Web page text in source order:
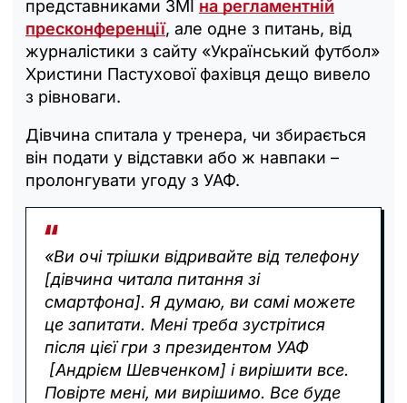
представниками ЗМІ на регламентній
пресконференції, але одне з питань, від
журналістики з сайту «Український футбол»
Христини Пастухової фахівця дещо вивело
з рівноваги.
Дівчина спитала у тренера, чи збирається
він подати у відставки або ж навпаки –
пролонгувати угоду з УАФ.
«Ви очі трішки відривайте від телефону
[дівчина читала питання зі
смартфона]. Я думаю, ви самі можете
це запитати. Мені треба зустрітися
після цієї гри з президентом УАФ
[Андрієм Шевченком] і вирішити все.
Повірте мені, ми вирішимо. Все буде